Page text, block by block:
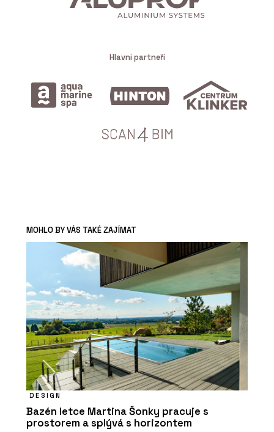
Hlavní partneři
MOHLO BY VÁS TAKÉ ZAJÍMAT
DESIGN
Bazén letce Martina Šonky pracuje s
prostorem a splývá s horizontem